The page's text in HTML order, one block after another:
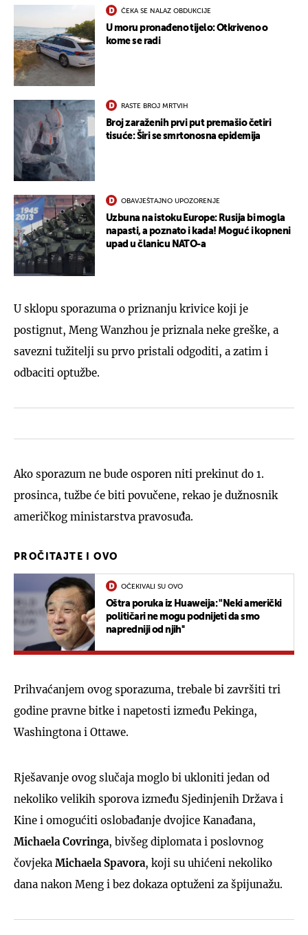
ČEKA SE NALAZ OBDUKCIJE
U moru pronađeno tijelo: Otkriveno o
kome se radi
RASTE BROJ MRTVIH
Broj zaraženih prvi put premašio četiri
tisuće: Širi se smrtonosna epidemija
OBAVJEŠTAJNO UPOZORENJE
Uzbuna na istoku Europe: Rusija bi mogla
napasti, a poznato i kada! Moguć i kopneni
upad u članicu NATO-a
U sklopu sporazuma o priznanju krivice koji je
postignut, Meng Wanzhou je priznala neke greške, a
savezni tužitelji su prvo pristali odgoditi, a zatim i
odbaciti optužbe.
Ako sporazum ne bude osporen niti prekinut do 1.
prosinca, tužbe će biti povučene, rekao je dužnosnik
američkog ministarstva pravosuđa.
PROČITAJTE I OVO
OČEKIVALI SU OVO
Oštra poruka iz Huaweija: "Neki američki
političari ne mogu podnijeti da smo
napredniji od njih''
Prihvaćanjem ovog sporazuma, trebale bi završiti tri
godine pravne bitke i napetosti između Pekinga,
Washingtona i Ottawe.
Rješavanje ovog slučaja moglo bi ukloniti jedan od
nekoliko velikih sporova između Sjedinjenih Država i
Kine i omogućiti oslobađanje dvojice Kanađana,
Michaela Covringa, bivšeg diplomata i poslovnog
čovjeka Michaela Spavora, koji su uhićeni nekoliko
dana nakon Meng i bez dokaza optuženi za špijunažu.